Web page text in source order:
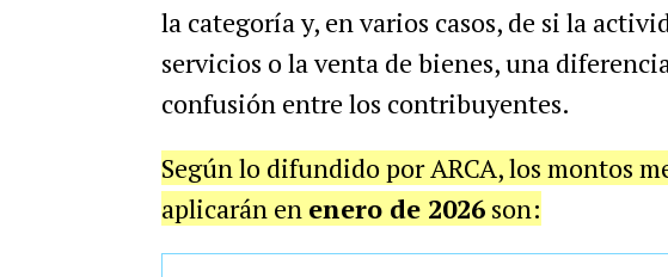
la categoría y, en varios casos, de si la
servicios o la venta de bienes, una
confusión entre los contribuyentes.
Según lo difundido por ARCA, los montos
aplicarán en enero de 2026son: